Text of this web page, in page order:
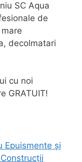
SC Aqua
de
decolmatari
cu noi
GRATUIT!
Epuismente și